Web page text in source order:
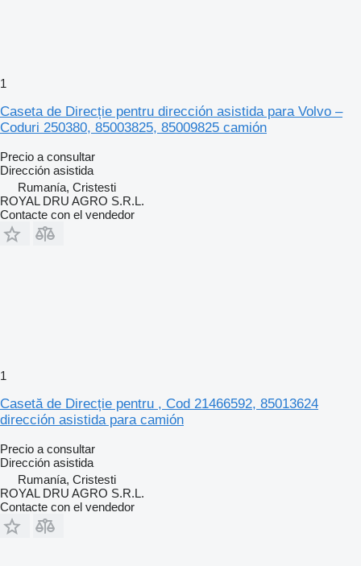
1
Caseta de Direcție pentru dirección asistida para Volvo –
Coduri 250380, 85003825, 85009825 camión
Precio a consultar
Dirección asistida
Rumanía, Cristesti
ROYAL DRU AGRO S.R.L.
Contacte con el vendedor
1
Casetă de Direcție pentru , Cod 21466592, 85013624
dirección asistida para camión
Precio a consultar
Dirección asistida
Rumanía, Cristesti
ROYAL DRU AGRO S.R.L.
Contacte con el vendedor